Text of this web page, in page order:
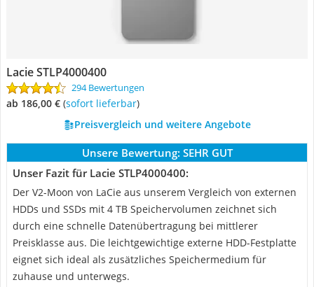
Lacie STLP4000400
294 Bewertungen
ab 186,00 € ( Sofort lieferbar)
Preisvergleich und weitere Angebote
Unsere Bewertung: SEHR GUT
Unser Fazit für Lacie STLP4000400:
Der V2-Moon von LaCie aus unserem Vergleich von externen
HDDs und SSDs mit 4 TB Speichervolumen zeichnet sich
durch eine schnelle Datenübertragung bei mittlerer
Preisklasse aus. Die leichtgewichtige externe HDD-Festplatte
eignet sich ideal als zusätzliches Speichermedium für
zuhause und unterwegs.